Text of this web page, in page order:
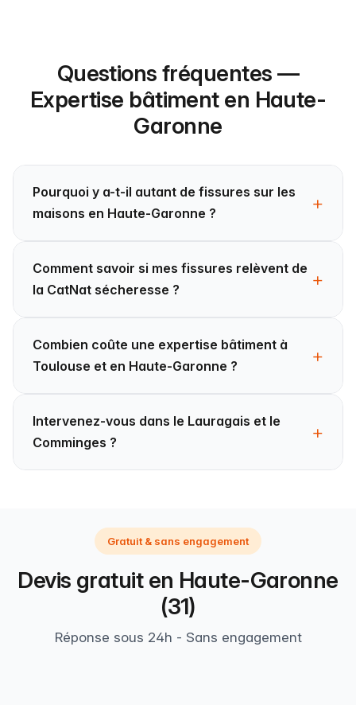
Questions fréquentes —
Expertise bâtiment en Haute-
Garonne
Pourquoi y a-t-il autant de fissures sur les
maisons en Haute-Garonne ?
Comment savoir si mes fissures relèvent de
la CatNat sécheresse ?
Combien coûte une expertise bâtiment à
Toulouse et en Haute-Garonne ?
Intervenez-vous dans le Lauragais et le
Comminges ?
Gratuit & sans engagement
Devis gratuit en Haute-Garonne
(31)
Réponse sous 24h - Sans engagement